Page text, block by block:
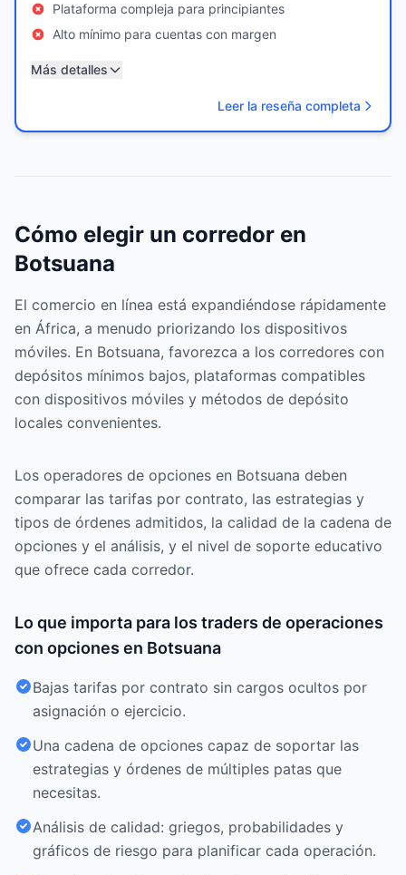
Plataforma compleja para principiantes
Alto mínimo para cuentas con margen
Más detalles
Leer la reseña completa
Cómo elegir un corredor en
Botsuana
El comercio en línea está expandiéndose rápidamente
en África, a menudo priorizando los dispositivos
móviles. En Botsuana, favorezca a los corredores con
depósitos mínimos bajos, plataformas compatibles
con dispositivos móviles y métodos de depósito
locales convenientes.
Los operadores de opciones en Botsuana deben
comparar las tarifas por contrato, las estrategias y
tipos de órdenes admitidos, la calidad de la cadena de
opciones y el análisis, y el nivel de soporte educativo
que ofrece cada corredor.
Lo que importa para los traders de operaciones
con opciones en Botsuana
Bajas tarifas por contrato sin cargos ocultos por
asignación o ejercicio.
Una cadena de opciones capaz de soportar las
estrategias y órdenes de múltiples patas que
necesitas.
Análisis de calidad: griegos, probabilidades y
gráficos de riesgo para planificar cada operación.